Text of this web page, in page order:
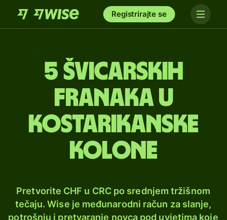
Registrirajte se
5 švicarskih
franaka u
kostarikanske
kolone
Pretvorite CHF u CRC po srednjem tržišnom
tečaju. Wise je međunarodni račun za slanje,
potrošnju i pretvaranje novca pod uvjetima koje